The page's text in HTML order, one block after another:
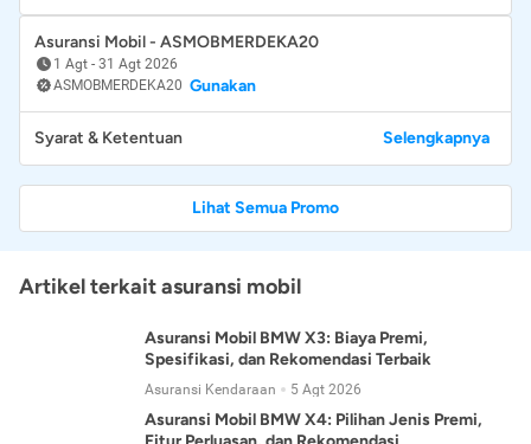
Asuransi Mobil - ASMOBMERDEKA20
1 Agt - 31 Agt 2026
ASMOBMERDEKA20 Gunakan
Syarat & Ketentuan Selengkapnya
Lihat Semua Promo
Artikel terkait asuransi mobil
Asuransi Mobil BMW X3: Biaya Premi,
Spesifikasi, dan Rekomendasi Terbaik
Asuransi Kendaraan 5 Agt 2026
Asuransi Mobil BMW X4: Pilihan Jenis Premi,